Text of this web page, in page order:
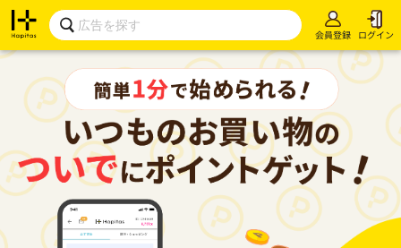
会員登録 ログイン